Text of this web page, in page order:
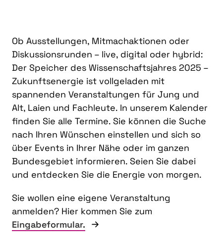
Ob Ausstellungen, Mitmachaktionen oder
Diskussionsrunden – live, digital oder hybrid:
Der Speicher des Wissenschaftsjahres 2025 –
Zukunftsenergie ist vollgeladen mit
spannenden Veranstaltungen für Jung und
Alt, Laien und Fachleute. In unserem Kalender
finden Sie alle Termine. Sie können die Suche
nach Ihren Wünschen einstellen und sich so
über Events in Ihrer Nähe oder im ganzen
Bundesgebiet informieren. Seien Sie dabei
und entdecken Sie die Energie von morgen.
Sie wollen eine eigene Veranstaltung
anmelden? Hier kommen Sie zum
Eingabeformular.